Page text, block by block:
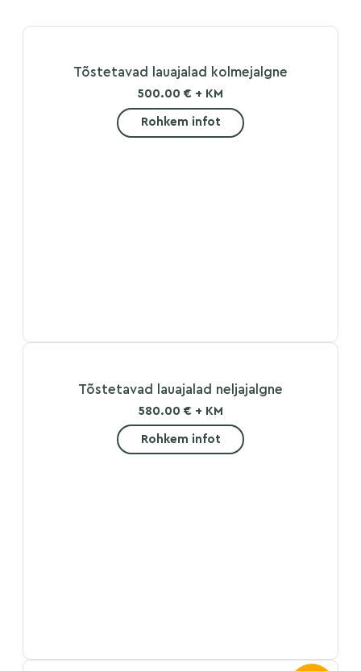
Tõstetavad lauajalad kolmejalgne
500.00 € + KM
Rohkem infot
Tõstetavad lauajalad neljajalgne
580.00 € + KM
Rohkem infot